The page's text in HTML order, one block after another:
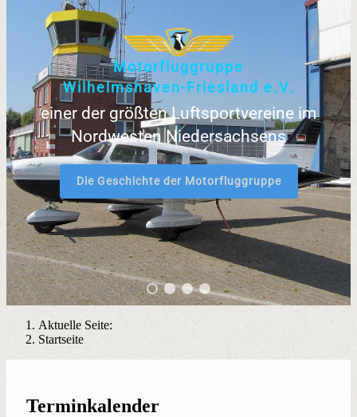
Motorf uggruppe
Wi helmshaven- Fries and e.V.
einer der größten Luftsportvereine im
Nordwesten Niedersachsens
Die Geschichte der Motorfluggruppe
Aktuelle Seite:
Startseite
Terminkalender